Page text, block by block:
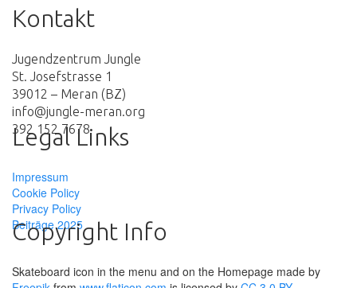
Kontakt
Jugendzentrum Jungle
St. Josefstrasse 1
39012 – Meran (BZ)
info@jungle-meran.org
392 152 7678
Legal Links
Impressum
Cookie Policy
Privacy Policy
Beiträge 2025
Copyright Info
Skateboard icon in the menu and on the Homepage made by